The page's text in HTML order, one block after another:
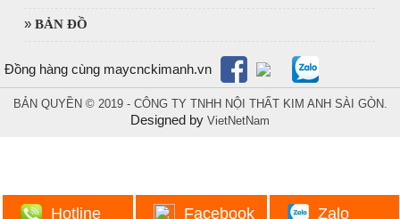
»BẢN ĐỒ
Đồng hàng cùng maycnckimanh.vn
BẢN QUYỀN © 2019 - CÔNG TY TNHH NỘI THẤT KIM ANH SÀI GÒN.
Designed by VietNetNam
Hotline Facebook Zalo